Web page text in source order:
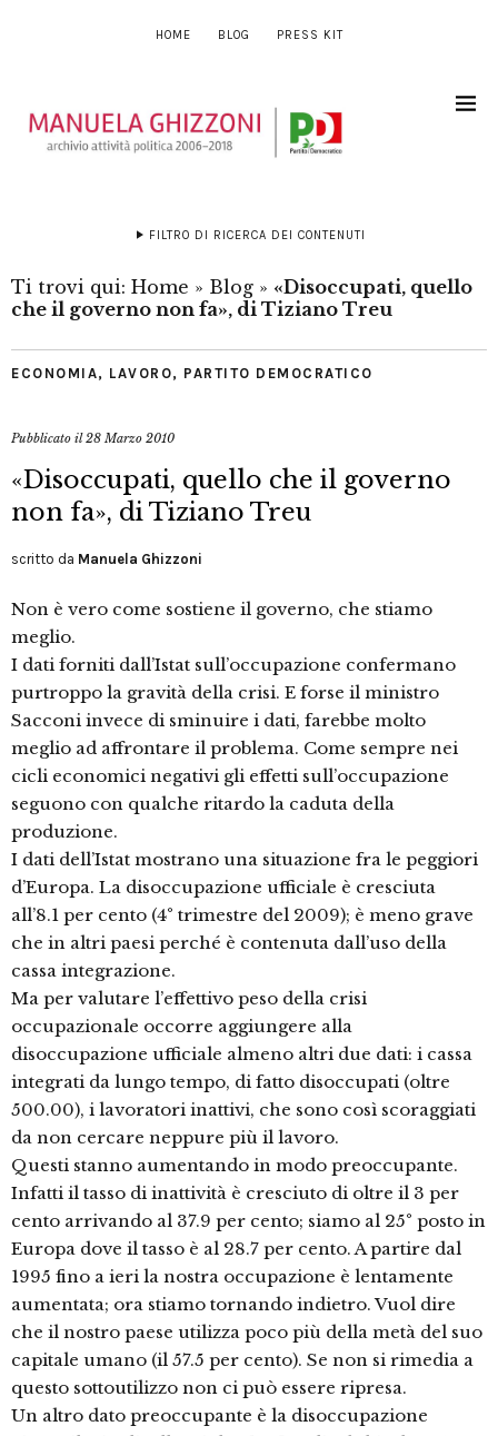
HOME BLOG PRESS KIT
FILTRO DI RICERCA DEI CONTENUTI
Ti trovi qui: Home » Blog » «Disoccupati, quello
che il governo non fa», di Tiziano Treu
ECONOMIA, LAVORO, PARTITO DEMOCRATICO
Pubblicato il28 Marzo 2010
«Disoccupati, quello che il governo
non fa», di Tiziano Treu
scritto da Manuela Ghizzoni
Non è vero come sostiene il governo, che stiamo
meglio.
I dati forniti dall’Istat sull’occupazione confermano
purtroppo la gravità della crisi. E forse il ministro
Sacconi invece di sminuire i dati, farebbe molto
meglio ad affrontare il problema. Come sempre nei
cicli economici negativi gli effetti sull’occupazione
seguono con qualche ritardo la caduta della
produzione.
I dati dell’Istat mostrano una situazione fra le peggiori
d’Europa. La disoccupazione ufficiale è cresciuta
all’8.1 per cento (4° trimestre del 2009); è meno grave
che in altri paesi perché è contenuta dall’uso della
cassa integrazione.
Ma per valutare l’effettivo peso della crisi
occupazionale occorre aggiungere alla
disoccupazione ufficiale almeno altri due dati: i cassa
integrati da lungo tempo, di fatto disoccupati (oltre
500.00), i lavoratori inattivi, che sono così scoraggiati
da non cercare neppure più il lavoro.
Questi stanno aumentando in modo preoccupante.
Infatti il tasso di inattività è cresciuto di oltre il 3 per
cento arrivando al 37.9 per cento; siamo al 25° posto in
Europa dove il tasso è al 28.7 per cento. A partire dal
1995 fino a ieri la nostra occupazione è lentamente
aumentata; ora stiamo tornando indietro. Vuol dire
che il nostro paese utilizza poco più della metà del suo
capitale umano (il 57.5 per cento). Se non si rimedia a
questo sottoutilizzo non ci può essere ripresa.
Un altro dato preoccupante è la disoccupazione